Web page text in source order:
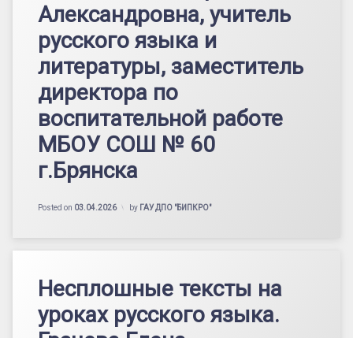
Александровна, учитель
русского языка и
литературы, заместитель
директора по
воспитательной работе
МБОУ СОШ № 60
г.Брянска
Posted on 03.04.2026 by ГАУ ДПО "БИПКРО"
Несплошные тексты на
уроках русского языка.